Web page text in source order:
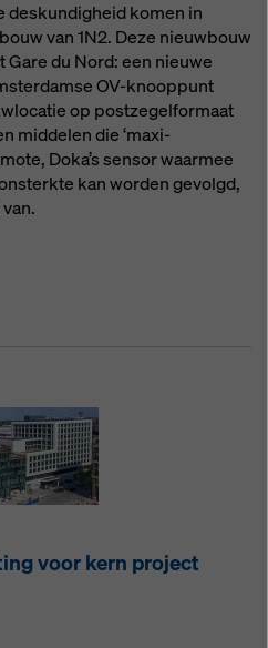
deskundigheid komen in
van 1N2. Deze nieuwbouw
du Nord: een nieuwe
OV-knooppunt
op postzegelformaat
middelen die ‘maxi-
Doka’s sensor waarmee
kan worden gevolgd,
voor kern project